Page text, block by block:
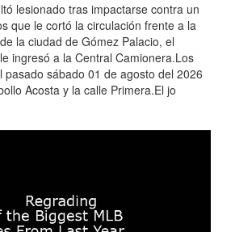
lesionado tras impactarse contra un
que le cortó la circulación frente a la
la ciudad de Gómez Palacio, el
ingresó a la Central Camionera.Los
pasado sábado 01 de agosto del 2026
Acosta y la calle Primera.El jo